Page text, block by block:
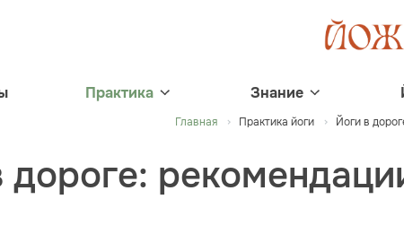
Практика Знание
Главная Практика йоги Йоги в
дороге: